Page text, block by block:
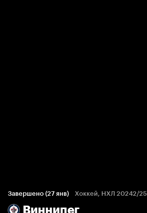
Завершено (27 янв) Хоккей, НХЛ 20242/25
Виннипег